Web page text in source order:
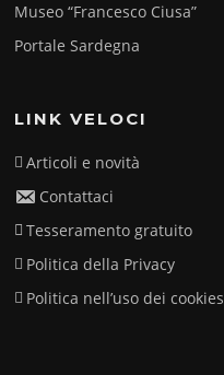
Museo “Francesco Ciusa”
Portale Sardegna
LINK VELOCI
Articoli e novità
Contattaci
Tesseramento gratuito
Politica della Privacy
Politica nell’uso dei cookies